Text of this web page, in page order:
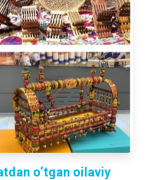
o‘tgan oilaviy